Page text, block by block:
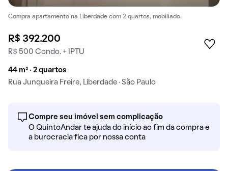
Compra apartamento na Liberdade com 2 quartos, mobiliado.
R$ 392.200
R$ 500 Condo. + IPTU
44 m² · 2 quartos
Rua Junqueira Freire, Liberdade · São Paulo
Compre seu imóvel sem complicação
O QuintoAndar te ajuda do início ao fim da compra e
a burocracia fica por nossa conta